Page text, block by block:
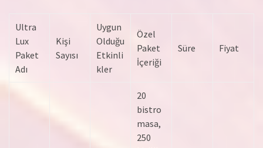
Ultra
Lux
Paket
Adı
Kişi
Sayısı
Uygun
Olduğu
Etkinli
kler
Özel
Paket
İçeriği
Süre Fiyat
20
bistro
masa,
250